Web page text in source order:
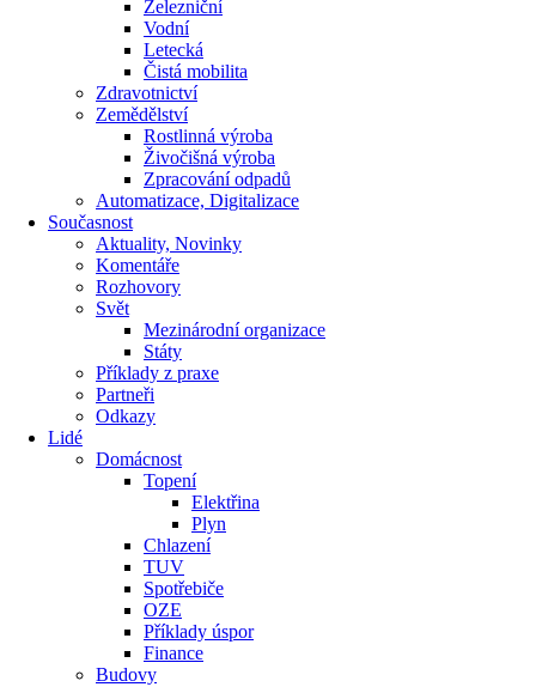
Železniční
Vodní
Letecká
Čistá mobilita
Zdravotnictví
Zemědělství
Rostlinná výroba
Živočišná výroba
Zpracování odpadů
Automatizace, Digitalizace
Současnost
Aktuality, Novinky
Komentáře
Rozhovory
Svět
Mezinárodní organizace
Státy
Příklady z praxe
Partneři
Odkazy
Lidé
Domácnost
Topení
Elektřina
Plyn
Chlazení
TUV
Spotřebiče
OZE
Příklady úspor
Finance
Budovy